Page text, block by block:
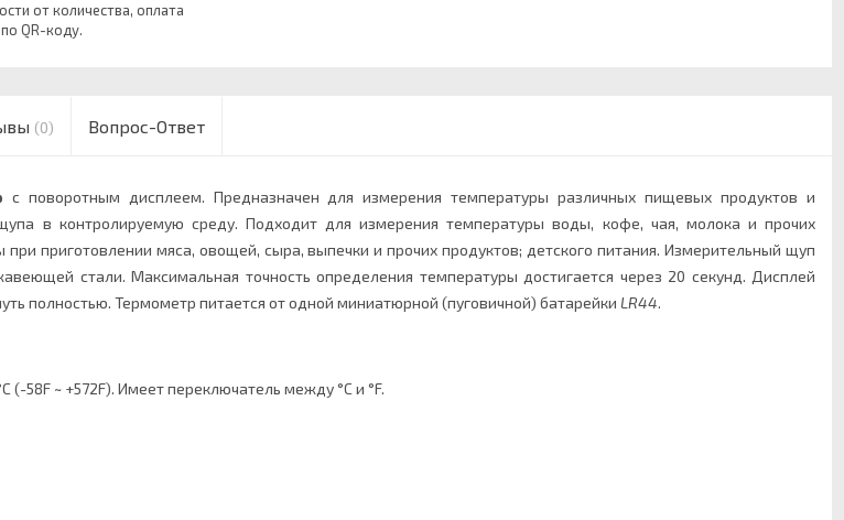
от количества, оплата
QR-коду.
(0) Вопрос-Ответ
с поворотным дисплеем. Предназначен для измерения температуры различных пищевых продуктов и
в контролируемую среду. Подходит для измерения температуры воды, кофе, чая, молока и прочих
приготовлении мяса, овощей, сыра, выпечки и прочих продуктов; детского питания. Измерительный щуп
стали. Максимальная точность определения температуры достигается через 20 секунд. Дисплей
полностью. Термометр питается от одной миниатюрной (пуговичной) батарейки LR44.
(-58F ~ +572F). Имеет переключатель между °С и °F.